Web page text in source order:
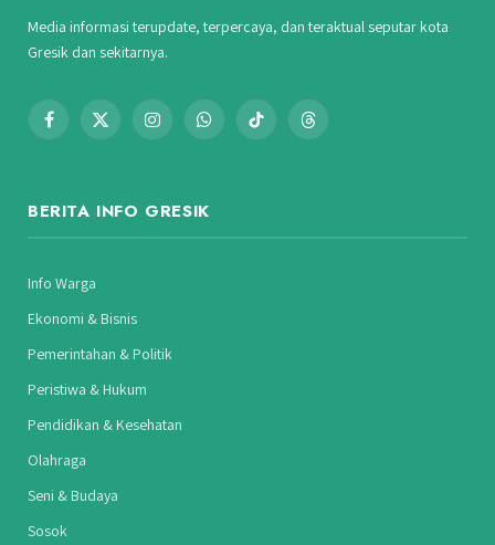
Media informasi terupdate, terpercaya, dan teraktual seputar kota
Gresik dan sekitarnya.
Facebook
X
InstagramWhatsAppTikTok Threads
BERITA INFO GRESIK
Info Warga
Ekonomi & Bisnis
Pemerintahan & Politik
Peristiwa & Hukum
Pendidikan & Kesehatan
Olahraga
Seni & Budaya
Sosok